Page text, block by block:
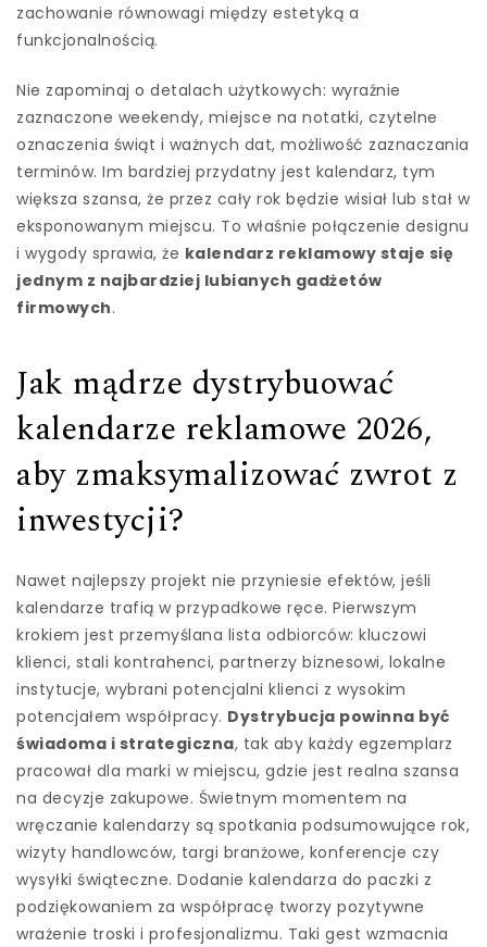
zachowanie równowagi między estetyką a
funkcjonalnością.
Nie zapominaj o detalach użytkowych: wyraźnie
zaznaczone weekendy, miejsce na notatki, czytelne
oznaczenia świąt i ważnych dat, możliwość zaznaczania
terminów. Im bardziej przydatny jest kalendarz, tym
większa szansa, że przez cały rok będzie wisiał lub stał w
eksponowanym miejscu. To właśnie połączenie designu
i wygody sprawia, że kalendarz reklamowy staje się
jednym z najbardziej lubianych gadżetów
firmowych.
Jak mądrze dystrybuować
kalendarze reklamowe 2026,
aby zmaksymalizować zwrot z
inwestycji?
Nawet najlepszy projekt nie przyniesie efektów, jeśli
kalendarze trafią w przypadkowe ręce. Pierwszym
krokiem jest przemyślana lista odbiorców: kluczowi
klienci, stali kontrahenci, partnerzy biznesowi, lokalne
instytucje, wybrani potencjalni klienci z wysokim
potencjałem współpracy. Dystrybucja powinna być
świadoma i strategiczna, tak aby każdy egzemplarz
pracował dla marki w miejscu, gdzie jest realna szansa
na decyzje zakupowe. Świetnym momentem na
wręczanie kalendarzy są spotkania podsumowujące rok,
wizyty handlowców, targi branżowe, konferencje czy
wysyłki świąteczne. Dodanie kalendarza do paczki z
podziękowaniem za współpracę tworzy pozytywne
wrażenie troski i profesjonalizmu. Taki gest wzmacnia